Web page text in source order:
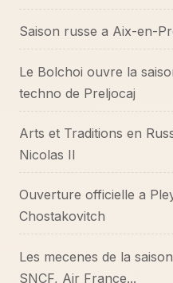
Saison russe a Aix-en-
Le Bolchoi ouvre la
techno de Preljocaj
Arts et Traditions en
Nicolas II
Ouverture officielle a
Chostakovitch
Les mecenes de la
SNCF, Air France...